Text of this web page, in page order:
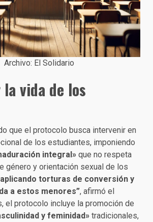
Archivo: El Solidario
vida de los
que el protocolo busca intervenir en
de los estudiantes, imponiendo
integral» que no respeta
género y orientación sexual de los
aplicando torturas de conversión y
a estos menores”, afirmó el
el protocolo incluye la promoción de
y feminidad» tradicionales,